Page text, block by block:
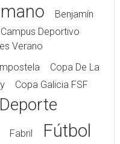
Benjamín
Campus Deportivo
Verano
Copa De La
Copa Galicia FSF
Deporte
Fabril Fútbol